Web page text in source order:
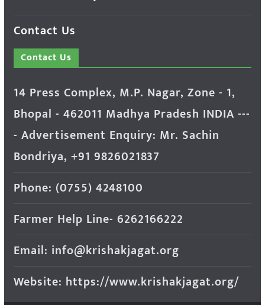
Contact Us
Contact Us
14 Press Complex, M.P. Nagar, Zone - 1,
Bhopal - 462011 Madhya Pradesh INDIA ---
- Advertisement Enquiry: Mr. Sachin
Bondriya, +91 9826021837
Phone: (0755) 4248100
Farmer Help Line- 6262166222
Email: info@krishakjagat.org
Website: https://www.krishakjagat.org/